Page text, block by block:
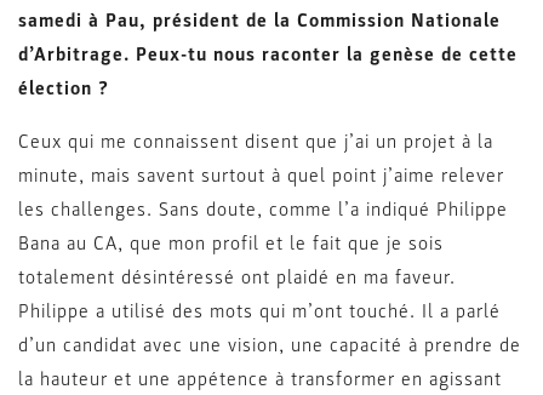
samedi à Pau, président de la Commission Nationale
d’Arbitrage. Peux-tu nous raconter la genèse de cette
élection ?
Ceux qui me connaissent disent que j’ai un projet à la
minute, mais savent surtout à quel point j’aime relever
les challenges. Sans doute, comme l’a indiqué Philippe
Bana au CA, que mon profil et le fait que je sois
totalement désintéressé ont plaidé en ma faveur.
Philippe a utilisé des mots qui m’ont touché. Il a parlé
d’un candidat avec une vision, une capacité à prendre de
la hauteur et une appétence à transformer en agissant